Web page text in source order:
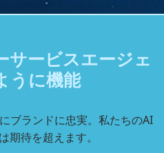
サービスエージェ
うに機能
ブランドに忠実。私たちのAI
期待を超えます。